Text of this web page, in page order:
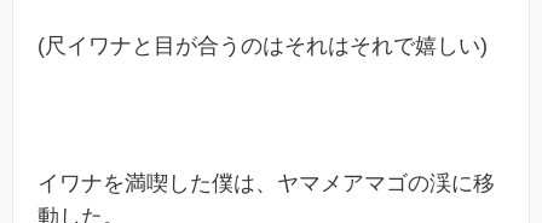
(尺イワナと目が合うのはそれはそれで嬉しい)
イワナを満喫した僕は、ヤマメアマゴの渓に移
動した。